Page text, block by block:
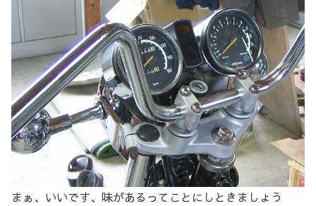
まぁ、いいです、味があるってことにしときましょう